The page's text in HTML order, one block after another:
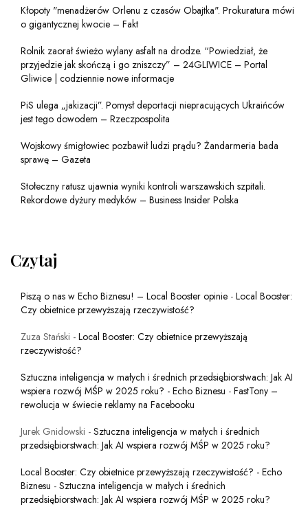
Kłopoty "menadżerów Orlenu z czasów Obajtka". Prokuratura mówi
o gigantycznej kwocie – Fakt
Rolnik zaorał świeżo wylany asfalt na drodze. “Powiedział, że
przyjedzie jak skończą i go zniszczy” – 24GLIWICE – Portal
Gliwice | codziennie nowe informacje
PiS ulega „jakizacji”. Pomysł deportacji niepracujących Ukraińców
jest tego dowodem – Rzeczpospolita
Wojskowy śmigłowiec pozbawił ludzi prądu? Żandarmeria bada
sprawę – Gazeta
Stołeczny ratusz ujawnia wyniki kontroli warszawskich szpitali.
Rekordowe dyżury medyków – Business Insider Polska
Czytaj
Piszą o nas w Echo Biznesu! – Local Booster opinie - Local Booster:
Czy obietnice przewyższają rzeczywistość?
Zuza Stański - Local Booster: Czy obietnice przewyższają
rzeczywistość?
Sztuczna inteligencja w małych i średnich przedsiębiorstwach: Jak AI
wspiera rozwój MŚP w 2025 roku? - Echo Biznesu - FastTony –
rewolucja w świecie reklamy na Facebooku
Jurek Gnidowski - Sztuczna inteligencja w małych i średnich
przedsiębiorstwach: Jak AI wspiera rozwój MŚP w 2025 roku?
Local Booster: Czy obietnice przewyższają rzeczywistość? - Echo
Biznesu - Sztuczna inteligencja w małych i średnich
przedsiębiorstwach: Jak AI wspiera rozwój MŚP w 2025 roku?